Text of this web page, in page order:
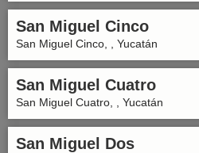
San Miguel Cinco
San Miguel Cinco, , Yucatán
San Miguel Cuatro
San Miguel Cuatro, , Yucatán
San Miguel Dos